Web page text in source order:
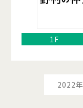
1F
2022